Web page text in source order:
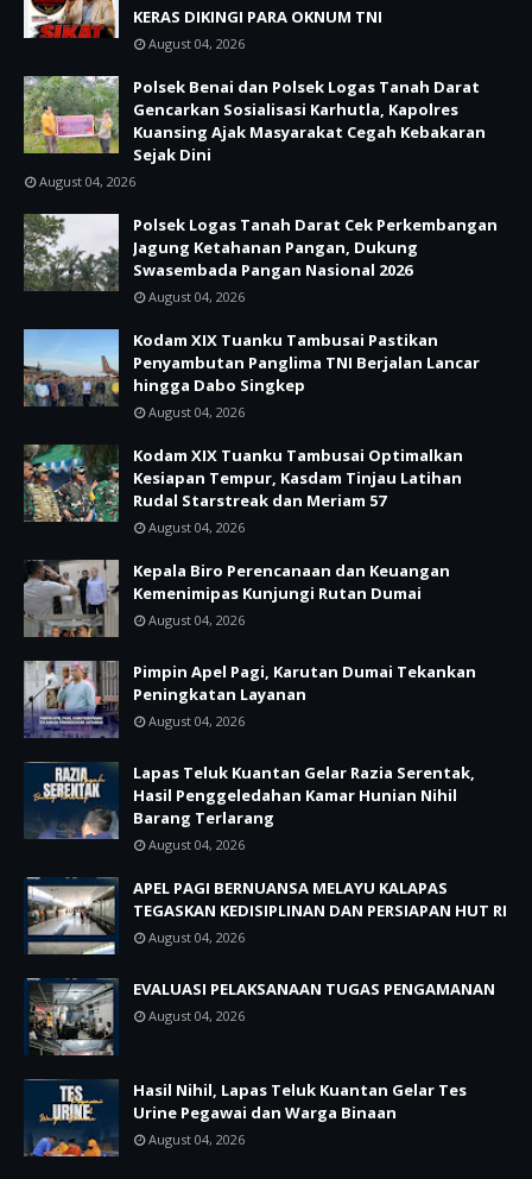
KERAS DIKINGI PARA OKNUM TNI
August 04, 2026
Polsek Benai dan Polsek Logas Tanah Darat
Gencarkan Sosialisasi Karhutla, Kapolres
Kuansing Ajak Masyarakat Cegah Kebakaran
Sejak Dini
August 04, 2026
Polsek Logas Tanah Darat Cek Perkembangan
Jagung Ketahanan Pangan, Dukung
Swasembada Pangan Nasional 2026
August 04, 2026
Kodam XIX Tuanku Tambusai Pastikan
Penyambutan Panglima TNI Berjalan Lancar
hingga Dabo Singkep
August 04, 2026
Kodam XIX Tuanku Tambusai Optimalkan
Kesiapan Tempur, Kasdam Tinjau Latihan
Rudal Starstreak dan Meriam 57
August 04, 2026
Kepala Biro Perencanaan dan Keuangan
Kemenimipas Kunjungi Rutan Dumai
August 04, 2026
Pimpin Apel Pagi, Karutan Dumai Tekankan
Peningkatan Layanan
August 04, 2026
Lapas Teluk Kuantan Gelar Razia Serentak,
Hasil Penggeledahan Kamar Hunian Nihil
Barang Terlarang
August 04, 2026
APEL PAGI BERNUANSA MELAYU KALAPAS
TEGASKAN KEDISIPLINAN DAN PERSIAPAN HUT RI
August 04, 2026
EVALUASI PELAKSANAAN TUGAS PENGAMANAN
August 04, 2026
Hasil Nihil, Lapas Teluk Kuantan Gelar Tes
Urine Pegawai dan Warga Binaan
August 04, 2026